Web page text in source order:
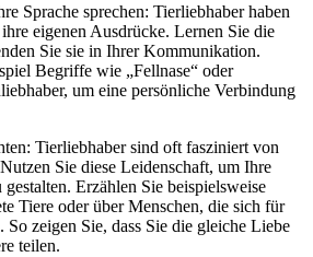
Sprache sprechen: ⁢Tierliebhaber haben
​eigenen Ausdrücke. Lernen Sie die⁤
Sie ⁣sie in Ihrer Kommunikation.
Begriffe wie‍ „Fellnase“ oder
um‌ eine persönliche Verbindung
Tierliebhaber ⁢sind oft‍ fasziniert von
Sie diese Leidenschaft, um Ihre
Erzählen ⁢Sie beispielsweise
Tiere oder über Menschen, ⁣die sich⁢ für
So zeigen ⁢Sie, dass⁢ Sie die gleiche Liebe
teilen.